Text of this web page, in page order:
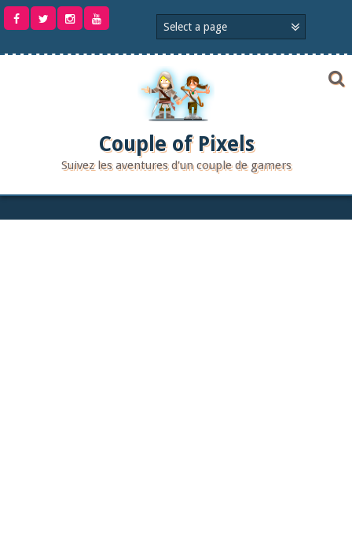
Aller
Couple of Pixels
Suivez les aventures d'un couple de gamers